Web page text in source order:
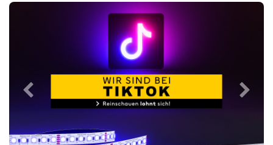
Previous Next